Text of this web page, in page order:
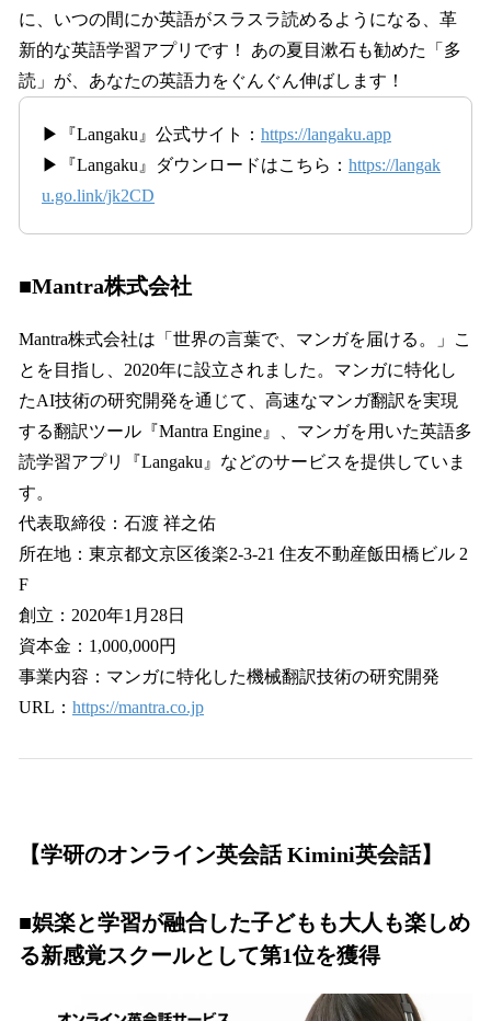
に、いつの間にか英語がスラスラ読めるようになる、革
新的な英語学習アプリです！ あの夏目漱石も勧めた「多
読」が、あなたの英語力をぐんぐん伸ばします！
▶『Langaku』公式サイト： https://langaku.app
▶『Langaku』ダウンロードはこちら： https://langak
u.go.link/jk2CD
■Mantra株式会社
Mantra株式会社は「世界の言葉で、マンガを届ける。」こ
とを目指し、2020年に設立されました。マンガに特化し
たAI技術の研究開発を通じて、高速なマンガ翻訳を実現
する翻訳ツール『Mantra Engine』、マンガを用いた英語多
読学習アプリ『Langaku』などのサービスを提供していま
す。
代表取締役：石渡 祥之佑
所在地：東京都文京区後楽2-3-21 住友不動産飯田橋ビル 2
F
創立：2020年1月28日
資本金：1,000,000円
事業内容：マンガに特化した機械翻訳技術の研究開発
URL： https://mantra.co.jp
【学研のオンライン英会話 Kimini英会話】
■娯楽と学習が融合した子どもも大人も楽しめ
る新感覚スクールとして第1位を獲得